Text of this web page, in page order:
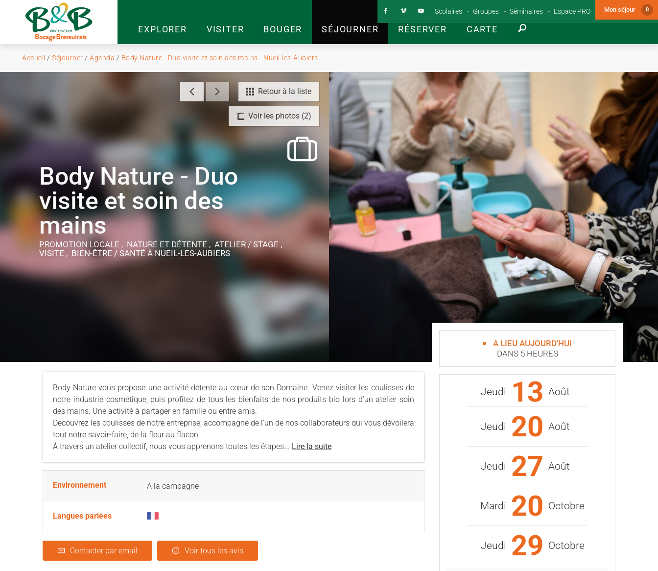
EXPLORER VISITER BOUGER SÉJOURNER RÉSERVER CARTE
Scolaires Groupes Séminaires Espace PRO Mon séjour 0
Accueil / Séjourner / Agenda / Body Nature - Duo visite et soin des mains - Nueil-les-Aubiers
Retour à la liste
Voir les photos (2)
Body Nature - Duo
visite et soin des
mains
PROMOTION LOCALE , NATURE ET DÉTENTE , ATELIER / STAGE ,
VISITE , BIEN-ÊTRE / SANTÉÀ NUEIL-LES-AUBIERS
Body Nature vous propose une activité détente au cœur de son Domaine. Venez visiter les coulisses de
notre industrie cosmétique, puis profitez de tous les bienfaits de nos produits bio lors d’un atelier soin
des mains. Une activité à partager en famille ou entre amis.
Découvrez les coulisses de notre entreprise, accompagné de l’un de nos collaborateurs qui vous dévoilera
tout notre savoir-faire, de la fleur au flacon.
À travers un atelier collectif, nous vous apprenons toutes les étapes... Lire la suite
Environnement A la campagne
Langues parlées
Contacter par email Voir tous les avis
A LIEU AUJOURD'HUI
DANS 5 HEURES
Jeudi 13 Août
Jeudi 20 Août
Jeudi 27 Août
Mardi 20 Octobre
Jeudi 29 Octobre